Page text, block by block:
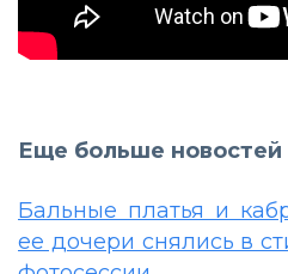
Еще больше новостей
Бальные платья и
ее дочери снялись в